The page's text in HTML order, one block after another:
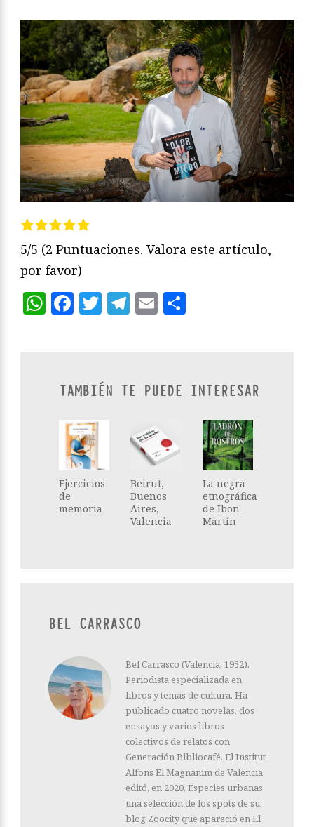
5/5 (2 Puntuaciones. Valora este artículo,
por favor)
WhatsApp
Facebook
Twitter
Telegram
Email
TAMBIÉN TE PUEDE INTERESAR
Ejercicios
de
memoria
Beirut,
Buenos
Aires,
Valencia
La negra
etnográfica
de Ibon
Martín
BEL CARRASCO
Bel Carrasco (Valencia, 1952).
Periodista especializada en
libros y temas de cultura. Ha
publicado cuatro novelas, dos
ensayos y varios libros
colectivos de relatos con
Generación Bibliocafé. El Institut
Alfons El Magnànim de València
editó, en 2020, Especies urbanas
una selección de los spots de su
blog Zoocity que apareció en El